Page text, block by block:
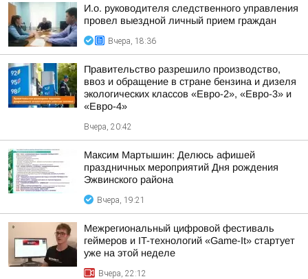
И.о. руководителя следственного управления
провел выездной личный прием граждан
Вчера, 18:36
Правительство разрешило производство,
ввоз и обращение в стране бензина и дизеля
экологических классов «Евро-2», «Евро-3» и
«Евро-4»
Вчера, 20:42
Максим Мартышин: Делюсь афишей
праздничных мероприятий Дня рождения
Эжвинского района
Вчера, 19:21
Межрегиональный цифровой фестиваль
геймеров и IT-технологий «Game-It» стартует
уже на этой неделе
Вчера, 22:12